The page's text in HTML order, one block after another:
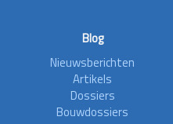
Blog
Nieuwsberichten
Artikels
Dossiers
Bouwdossiers